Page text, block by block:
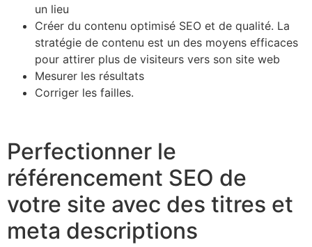
un lieu
Créer du contenu optimisé SEO et de qualité. La
stratégie de contenu est un des moyens efficaces
pour attirer plus de visiteurs vers son site web
Mesurer les résultats
Corriger les failles.
Perfectionner le
référencement SEO de
votre site avec des titres et
meta descriptions